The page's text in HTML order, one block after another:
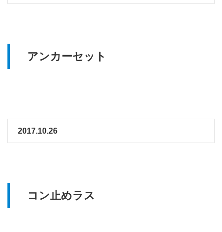
アンカーセット
2017.10.26
コン止めラス